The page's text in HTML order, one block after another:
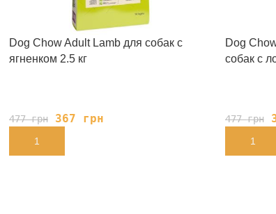
Dog Chow Adult Lamb для собак с
ягненком 2.5 кг
477грн 367 грн
В КОРЗИНУ
Dog
собак с
477грн
В